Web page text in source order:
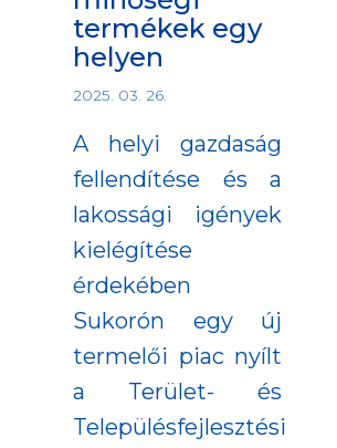
termékek egy
helyen
2025. 03. 26.
A helyi gazdaság
fellendítése és a
lakossági igények
kielégítése
érdekében
Sukorón egy új
termelői piac nyílt
a Terület- és
Településfejlesztési